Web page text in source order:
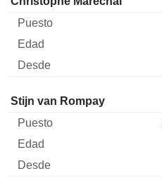
Administrador Puesto
Stijn van Rompay